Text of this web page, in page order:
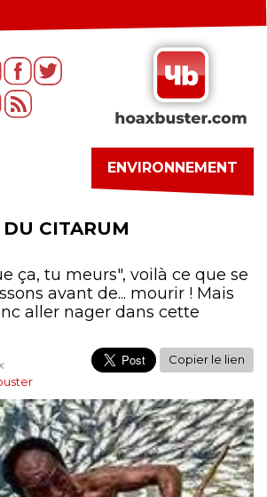
ENVIRONNEMENT
CITARUM
ça, tu meurs", voilà ce que se
avant de... mourir ! Mais
aller nager dans cette
Copier le lien